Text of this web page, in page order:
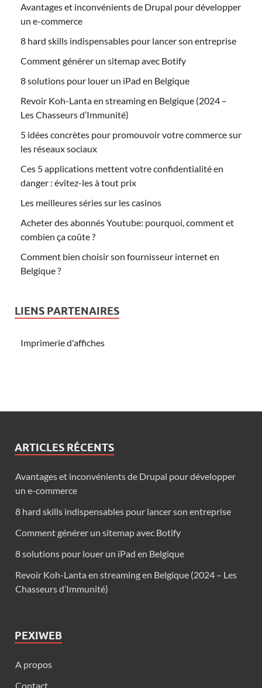
Avantages et inconvénients de Drupal pour développer
un e-commerce
8 hard skills indispensables pour lancer son entreprise
Comment générer un sitemap avec Botify
8 solutions pour louer un iPad en Belgique
Revoir Koh-Lanta en streaming en Belgique (2024 –
Les Chasseurs d’Immunité)
5 idées concrètes pour promouvoir votre commerce sur
les réseaux sociaux
Ces 5 applications mettent votre confidentialité en
danger : évitez-les à tout prix
Les meilleures séries sur les casinos
Acheter des abonnés Youtube: pourquoi, comment et
combien ça coûte ?
Comment bien choisir son fournisseur internet en
Belgique ?
LIENS PARTENAIRES
Imprimerie d'affiches
ARTICLES RÉCENTS
Avantages et inconvénients de Drupal pour développer
un e-commerce
8 hard skills indispensables pour lancer son entreprise
Comment générer un sitemap avec Botify
8 solutions pour louer un iPad en Belgique
Revoir Koh-Lanta en streaming en Belgique (2024 – Les
Chasseurs d’Immunité)
PEXIWEB
A propos
Contact